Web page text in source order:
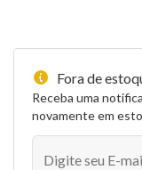
Fora de
Receba uma
novamente em